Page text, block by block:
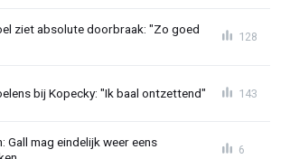
ziet absolute doorbraak: "Zo goed
128
bij Kopecky: "Ik baal ontzettend" 143
Gall mag eindelijk weer eens
6